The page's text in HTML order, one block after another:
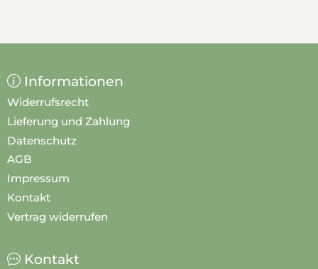
Informationen
Widerrufsrecht
Lieferung und Zahlung
Datenschutz
AGB
Impressum
Kontakt
Vertrag widerrufen
Kontakt